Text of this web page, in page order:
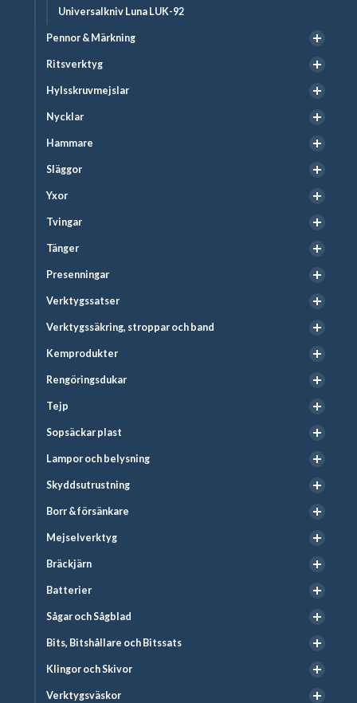
Universalkniv Luna LUK-92
Pennor & Märkning
Ritsverktyg
Hylsskruvmejslar
Nycklar
Hammare
Släggor
Yxor
Tvingar
Tänger
Presenningar
Verktygssatser
Verktygssäkring, stroppar och band
Kemprodukter
Rengöringsdukar
Tejp
Sopsäckar plast
Lampor och belysning
Skyddsutrustning
Borr & försänkare
Mejselverktyg
Bräckjärn
Batterier
Sågar och Sågblad
Bits, Bitshållare och Bitssats
Klingor och Skivor
Verktygsväskor